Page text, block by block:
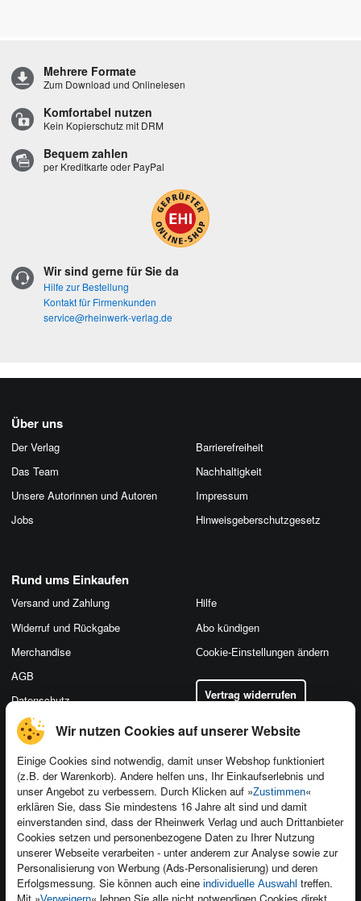
Wir nutzen Cookies auf unserer Website
Einige Cookies sind notwendig, damit unser Webshop funktioniert
(z.B. der Warenkorb). Andere helfen uns, Ihr Einkaufserlebnis und
unser Angebot zu verbessern. Durch Klicken auf »Zustimmen«
erklären Sie, dass Sie mindestens 16 Jahre alt sind und damit
einverstanden sind, dass der Rheinwerk Verlag und auch Drittanbieter
Cookies setzen und personenbezogene Daten zu Ihrer Nutzung
unserer Webseite verarbeiten - unter anderem zur Analyse sowie zur
Personalisierung von Werbung (Ads-Personalisierung) und deren
Erfolgsmessung. Sie können auch eine individuelle Auswahl treffen.
Mehrere Formate
Zum Download und Onlinelesen
Komfortabel nutzen
Kein Kopierschutz mit DRM
Bequem zahlen
per Kreditkarte oder PayPal
Wir sind gerne für Sie da
Hilfe zur Bestellung
Kontakt für Firmenkunden
service@rheinwerk-verlag.de
Über uns
Der Verlag
Das Team
Unsere Autorinnen und Autoren
Jobs
Barrierefreiheit
Nachhaltigkeit
Impressum
Hinweis­geber­schutz­gesetz
Kontakt
Newsletter
Für Unternehmen
Presseservice
Dozentenservice
Produktfeedback
Foreign Rights
Ein Buch schreiben
Rund ums Einkaufen
Versand und Zahlung
Widerruf und Rückgabe
Merchandise
AGB
Datenschutz
Hilfe
Abo kündigen
Cookie-Einstellungen ändern
Vertrag widerrufen